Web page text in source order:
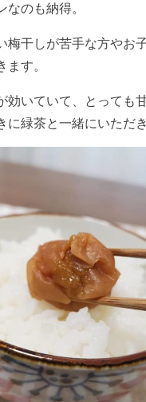
なのも納得。
梅干しが苦手な方やお
ます。
効いていて、とっても
に緑茶と一緒にいただ